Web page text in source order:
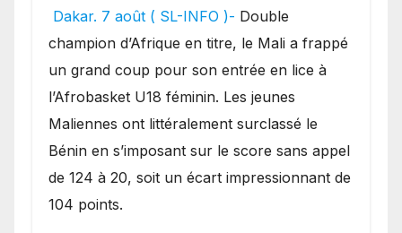
festival offensif et inflige
une lourde défaite au
Bénin.
Dakar. 7 août ( SL-INFO )- Double
champion d’Afrique en titre, le Mali a frappé
un grand coup pour son entrée en lice à
l’Afrobasket U18 féminin. Les jeunes
Maliennes ont littéralement surclassé le
Bénin en s’imposant sur le score sans appel
de 124 à 20, soit un écart impressionnant de
104 points.